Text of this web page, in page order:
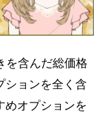
を含んだ総価格
ションを全く含
めオプションを